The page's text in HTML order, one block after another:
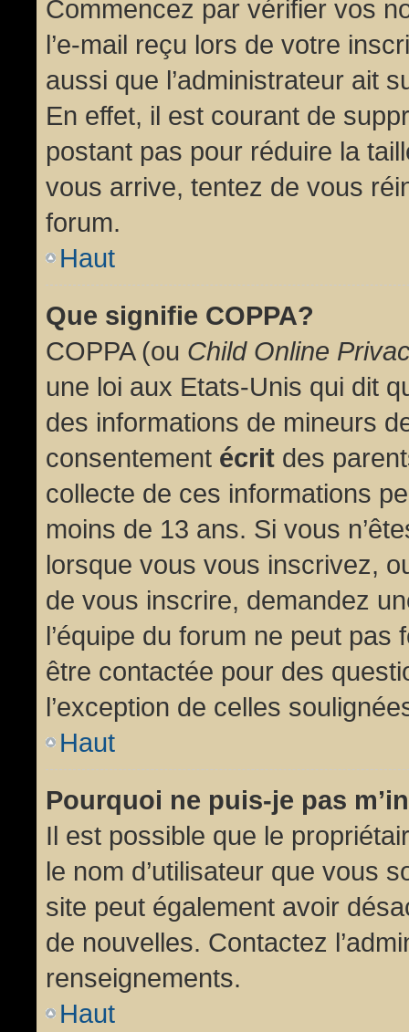
Commencez par vérifier vos
l’e-mail reçu lors de votre
aussi que l’administrateur ait
En effet, il est courant de
postant pas pour réduire la
vous arrive, tentez de vous
forum.
Haut
Que signifie COPPA?
COPPA (ou Child Online
une loi aux Etats-Unis qui dit
des informations de mineurs
consentement écrit des
collecte de ces informations
moins de 13 ans. Si vous
lorsque vous vous inscrivez,
de vous inscrire, demandez
l’équipe du forum ne peut
être contactée pour des
l’exception de celles
Haut
Pourquoi ne puis-je pas
Il est possible que le
le nom d’utilisateur que vous
site peut également avoir
de nouvelles. Contactez
renseignements.
Haut